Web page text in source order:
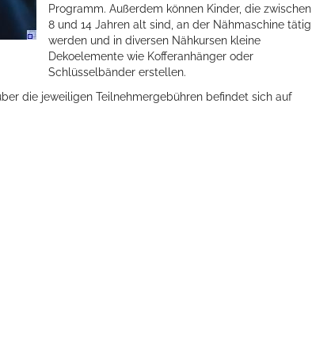
Programm. Außerdem können Kinder, die zwischen
8 und 14 Jahren alt sind, an der Nähmaschine tätig
werden und in diversen Nähkursen kleine
Dekoelemente wie Kofferanhänger oder
Schlüsselbänder erstellen.
die jeweiligen Teilnehmergebühren befindet sich auf